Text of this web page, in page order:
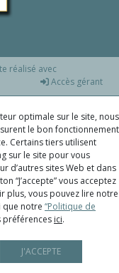
réalisé avec
Accès gérant
optimale sur le site, nous
le bon fonctionnement
Certains tiers utilisent
sur le site pour vous
d’autres sites Web et dans
“J’accepte” vous acceptez
plus, vous pouvez lire notre
que notre “Politique de
préférences ici.
J'ACCEPTE